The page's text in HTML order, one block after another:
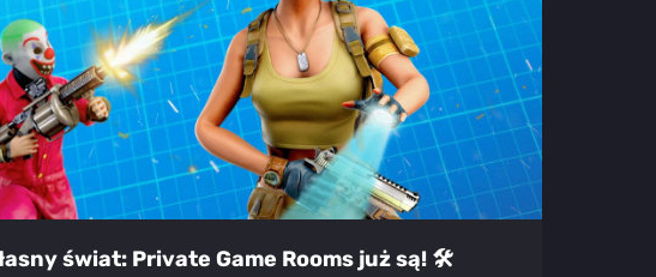
świat: Private Game Rooms już są! 🛠️